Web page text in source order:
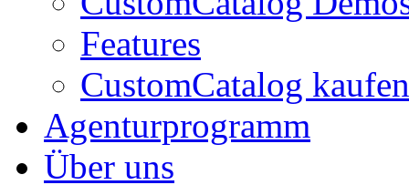
Features
CustomCatalog kaufen
Agenturprogramm
Über uns